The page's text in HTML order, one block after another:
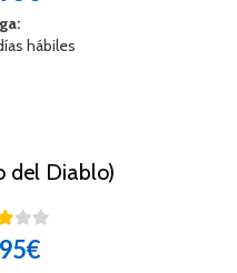
hábiles
del Diablo)